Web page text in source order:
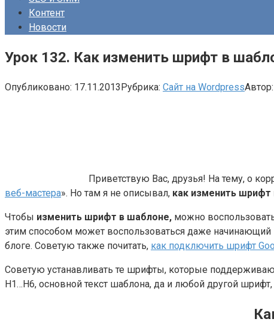
Контент
Новости
Урок 132. Как изменить шрифт в
Опубликовано: 17.11.2013Рубрика: Сайт на WordpressАвтор:
Приветствую Вас, друзья! На тему, о
веб-мастера». Но там я не описывал, как изменить
Чтобы изменить шрифт в шаблоне, можно
этим способом может воспользоваться даже
блоге. Советую также почитать, как подключить шрифт
Советую устанавливать те шрифты, которые
H1…H6, основной текст шаблона, да и любой другой